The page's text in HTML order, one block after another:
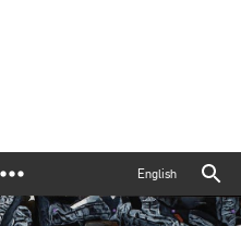
English